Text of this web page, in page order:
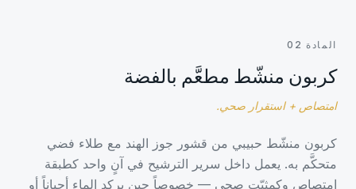
المادة 02
كربون منشّط مطعَّم بالفضة
امتصاص + استقرار صحي.
كربون منشّط حبيبي من قشور جوز الهند مع طلاء فضي
متحكَّم به. يعمل داخل سرير الترشيح في آنٍ واحد كطبقة
امتصاص وكمثبّت صحي — خصوصاً حين يركد الماء أحياناً أو